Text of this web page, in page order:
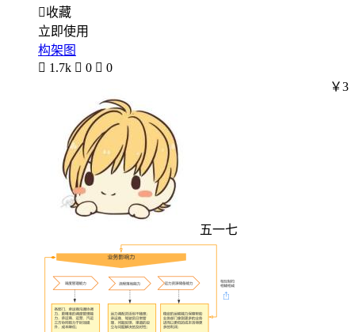
收藏
立即使用
构架图
 1.7k  0  0
五一七
￥3